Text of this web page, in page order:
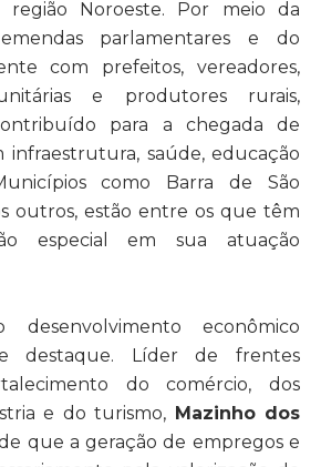
região Noroeste. Por meio da
parlamentares e do
com prefeitos, vereadores,
e produtores rurais,
para a chegada de
infraestrutura, saúde, educação
como Barra de São
outros, estão entre os que têm
especial em sua atuação
econômico
destaque. Líder de frentes
do comércio, dos
e do turismo, Mazinho dos
que a geração de empregos e